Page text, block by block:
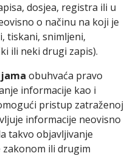
dosjea, registra ili u
o načinu na koji je
tiskani, snimljeni,
ili neki drugi zapis).
obuhvaća pravo
informacije kao i
pristup zatraženoj
informacije neovisno
takvo objavljivanje
ili drugim